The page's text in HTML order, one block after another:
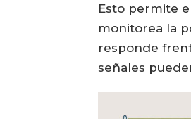
Esto permite
monitorea la
responde
señales